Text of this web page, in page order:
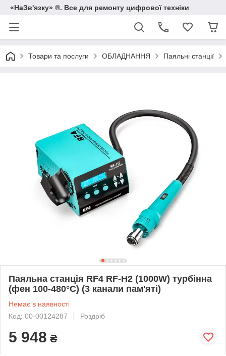
«НаЗв'язку» ®. Все для ремонту цифрової техніки
Товари та послуги ОБЛАДНАННЯ Паяльні станції
Паяльна станція RF4 RF-H2 (1000W) турбінна
(фен 100-480°C) (3 канали пам'яті)
Немає в наявності
Код: 00-00124287
Роздріб
5 948 ₴